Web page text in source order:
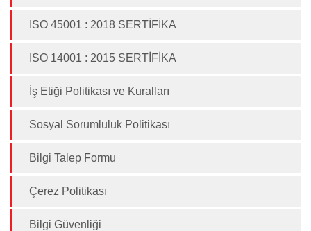
ISO 45001 : 2018 SERTİFİKA
ISO 14001 : 2015 SERTİFİKA
İş Etiği Politikası ve Kuralları
Sosyal Sorumluluk Politikası
Bilgi Talep Formu
Çerez Politikası
Bilgi Güvenliği